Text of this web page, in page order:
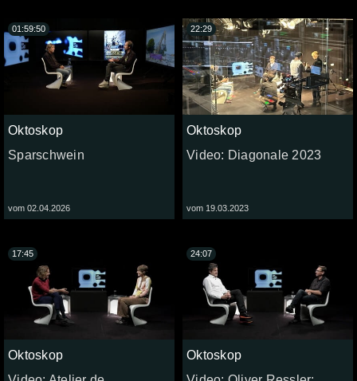
Oktoskop
Sparschwein
vom 02.04.2026
01:59:50
Oktoskop
Video: Diagonale 2023
vom 19.03.2023
22:29
Oktoskop
17:45
Oktoskop
24:07